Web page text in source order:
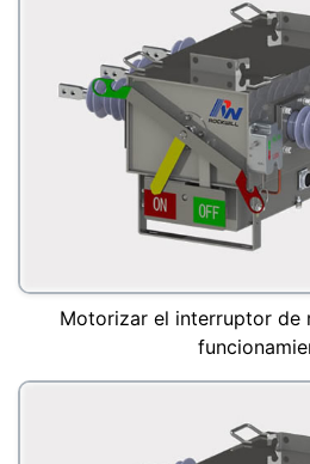
Motorizar el interruptor de